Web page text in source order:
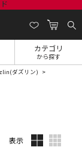
カテゴリ
から探す
ダズリン)
表示